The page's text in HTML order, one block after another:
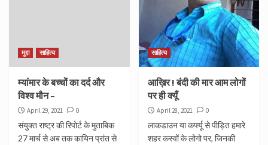
मुद्दा साहित्य
म्यांमार के बच्चों का दर्द और
विश्व मौन –
April 29, 2021 0
संयुक्‍त राष्‍ट्र की रिपोर्ट के मुताबिक
27 मार्च से अब तक कायिन प्रांत से
साहित्य
आख़िर ! बंदी की मार आम लोगों
पर ही क्यूँ
April 28, 2021 0
लाकडाउन या कर्फ्यू से पीड़ित हमारे
शहर कस्वों के लोगो पर, जिनकी